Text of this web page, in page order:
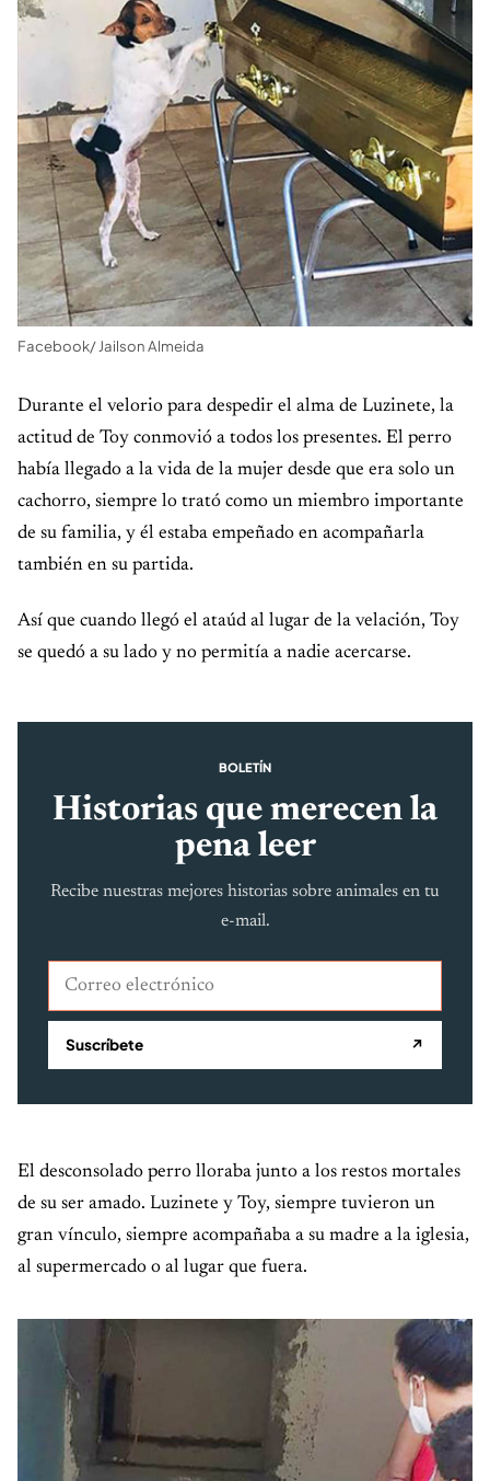
Facebook/ Jailson Almeida
Durante el velorio para despedir el alma de Luzinete, la
actitud de Toy conmovió a todos los presentes. El perro
había llegado a la vida de la mujer desde que era solo un
cachorro, siempre lo trató como un miembro importante
de su familia, y él estaba empeñado en acompañarla
también en su partida.
Así que cuando llegó el ataúd al lugar de la velación, Toy
se quedó a su lado y no permitía a nadie acercarse.
BOLETÍN
Historias que merecen la
pena leer
Recibe nuestras mejores historias sobre animales en tu
e-mail.
Correo electrónico
Suscríbete ↗
El desconsolado perro lloraba junto a los restos mortales
de su ser amado. Luzinete y Toy, siempre tuvieron un
gran vínculo, siempre acompañaba a su madre a la iglesia,
al supermercado o al lugar que fuera.